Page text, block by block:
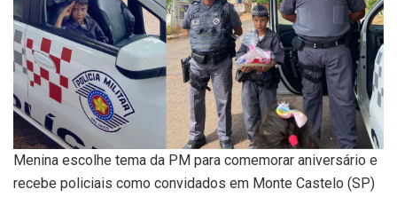
Menina escolhe tema da PM para comemorar aniversário e
recebe policiais como convidados em Monte Castelo (SP)